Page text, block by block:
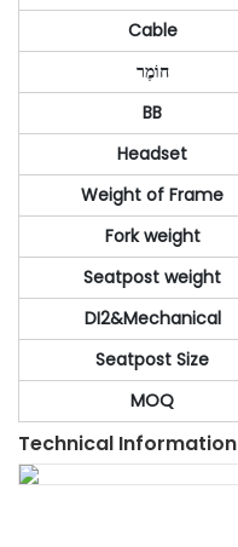
Cable
חוֹמֶר
BB
Headset
Weight of Frame
Fork weight
Seatpost weight
DI2&Mechanical
Seatpost Size
MOQ
Technical Information